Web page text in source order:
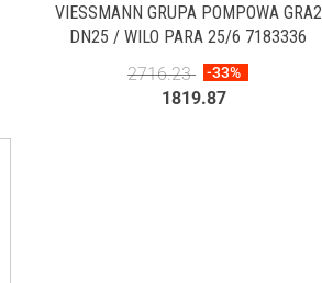
VIESSMANN GRUPA POMPOWA GRA2
DN25 / WILO PARA 25/6 7183336
2716.23
-33%
1819.87